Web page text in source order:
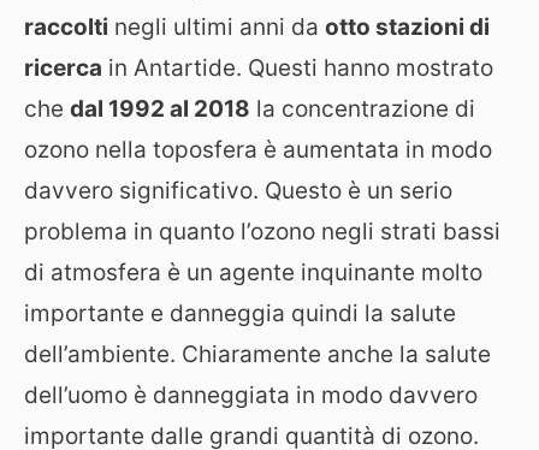
raccolti negli ultimi anni da otto stazioni di
ricerca in Antartide. Questi hanno mostrato
che dal 1992 al 2018 la concentrazione di
ozono nella toposfera è aumentata in modo
davvero significativo. Questo è un serio
problema in quanto l’ozono negli strati bassi
di atmosfera è un agente inquinante molto
importante e danneggia quindi la salute
dell’ambiente. Chiaramente anche la salute
dell’uomo è danneggiata in modo davvero
importante dalle grandi quantità di ozono.